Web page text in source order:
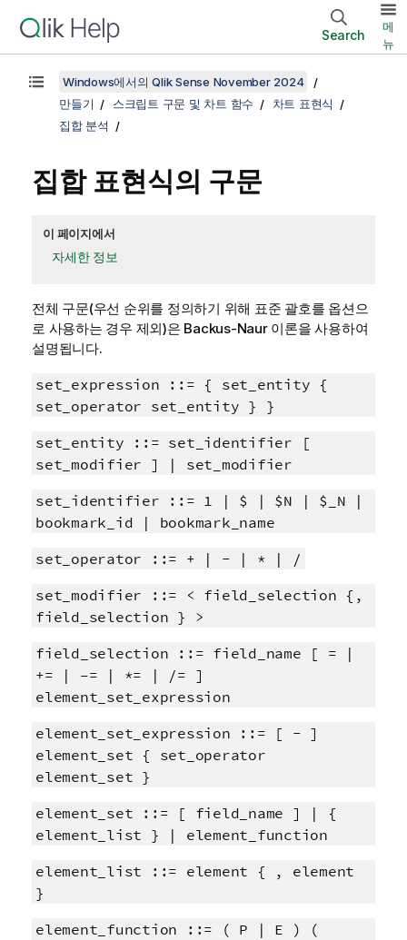
Search
메
뉴
Windows에서의 Qlik Sense November 2024
만들기
스크립트 구문 및 차트 함수
차트 표현식
집합 분석
집합 표현식의 구문
이 페이지에서
자세한 정보
전체 구문(우선 순위를 정의하기 위해 표준 괄호를 옵션으
로 사용하는 경우 제외)은 Backus-Naur이론을 사용하여
설명됩니다.
set_expression ::= { set_entity {
set_operator set_entity } }
set_entity ::= set_identifier [
set_modifier ] | set_modifier
set_identifier ::= 1 | $ | $N | $_N |
bookmark_id | bookmark_name
set_operator ::= + | - | * | /
set_modifier ::= < field_selection {,
field_selection } >
field_selection ::= field_name [ = |
+= | –= | *= | /= ]
element_set_expression
element_set_expression ::= [ - ]
element_set { set_operator
element_set }
element_set ::= [ field_name ] | {
element_list } | element_function
element_list ::= element { , element
}
element_function ::= ( P | E ) (